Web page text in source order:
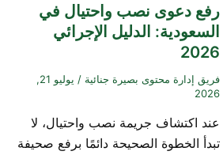
رفع دعوى نصب واحتيال في
السعودية: الدليل الإجرائي
2026
فريق إدارة محتوى بصيرة جنائية /
يوليو 21,
2026
عند اكتشاف جريمة نصب واحتيال، لا
تبدأ الخطوة الصحيحة دائمًا برفع صحيفة